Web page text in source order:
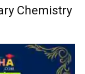
Chemistry